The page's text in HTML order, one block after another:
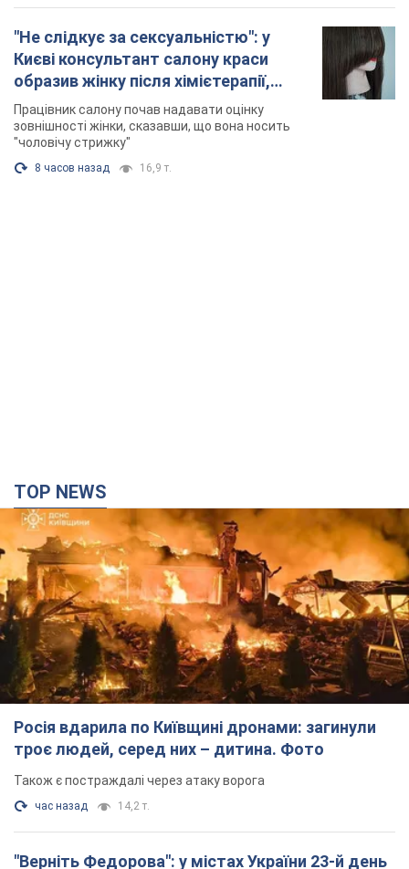
Росія вдарила по Київщині дронами: загинули
троє людей, серед них – дитина. Фото
Також є постраждалі через атаку ворога
час назад 14,2 т.
"Верніть Федорова": у містах України 23-й день
поспіль тривають масові мітинги з
картонками. Фото і відео
Учасники акцій продовжують серію щоденних протестів
7 часов назад 2,8 т.
Сенат США схвалив законопроєкт Грема про
санкції проти Росії: що далі